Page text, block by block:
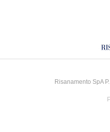
Risanamento SpA